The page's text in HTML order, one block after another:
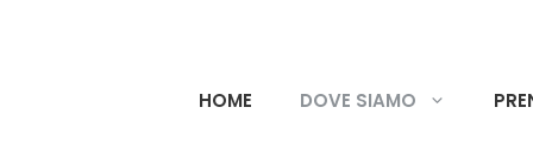
HOME DOVE SIAMO